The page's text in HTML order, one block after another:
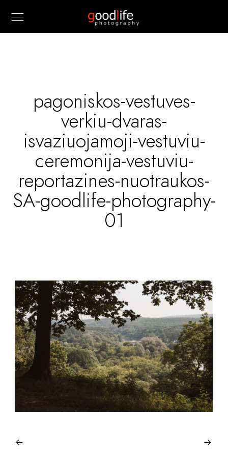
pagoniskos-vestuves-
verkiu-dvaras-
isvaziuojamoji-vestuviu-
ceremonija-vestuviu-
reportazines-nuotraukos-
SA-goodlife-photography-
01